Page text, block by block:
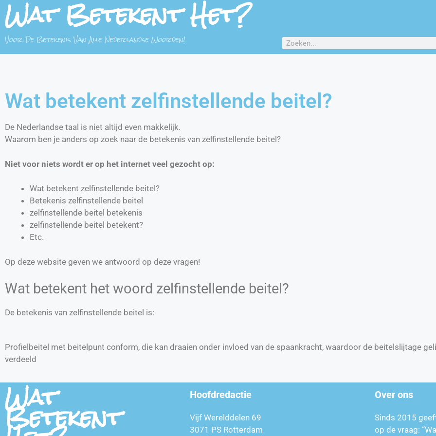
Wat Betekent Het?
Voor De Betekenis Van Alle Nederlandse Woorden!
Wat betekent zelfinstellende beitel?
De Nederlandse taal is niet altijd even makkelijk.
Waarom ben je anders op zoek naar de betekenis van zelfinstellende beitel?
Niet voor niets wordt er op het internet veel gezocht op:
Wat betekent zelfinstellende beitel?
Betekenis zelfinstellende beitel
zelfinstellende beitel betekenis
zelfinstellende beitel betekent?
Etc.
Op deze website geven we antwoord op deze vragen!
Wat betekent het woord zelfinstellende beitel?
De betekenis van zelfinstellende beitel is:
Profielbeitel met beitelpunt conform, die kan draaien onder invloed van de spaankracht, waardoor de beitelslijtage
verdeeld
Wat
Betekent Hoofdredactie
Vijf Werelddelen 69
3071 PS Rotterdam
Over ons
Sinds 2015
op de vraag: